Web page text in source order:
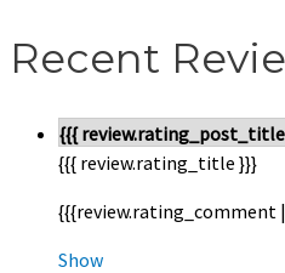
Recent
{{{
{{{ review.rating_title }}}
{{{review.rating_comment
Show